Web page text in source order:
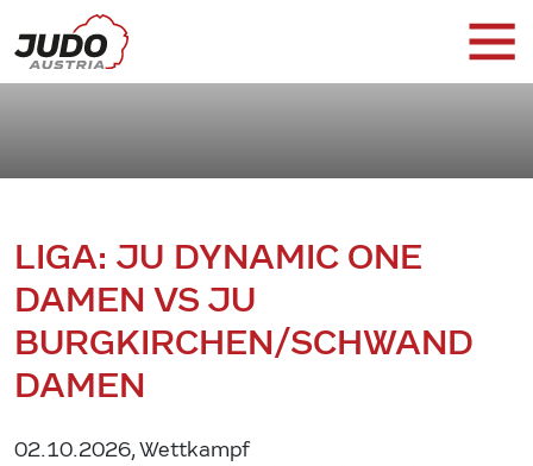
LIGA: JU DYNAMIC ONE
DAMEN VS JU
BURGKIRCHEN/SCHWAND
DAMEN
02.10.2026, Wettkampf